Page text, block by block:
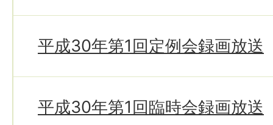
平成30年第1回定例会録画放送
平成30年第1回臨時会録画放送